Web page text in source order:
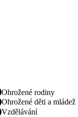
Ohrožené rodiny
Ohrožené děti a mládež
Vzdělávání